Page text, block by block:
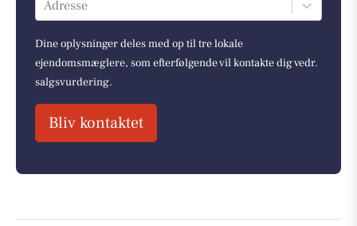
Adresse
Dine oplysninger deles med op til tre lokale
ejendomsmæglere, som efterfølgende vil kontakte dig vedr.
salgsvurdering.
Bliv kontaktet